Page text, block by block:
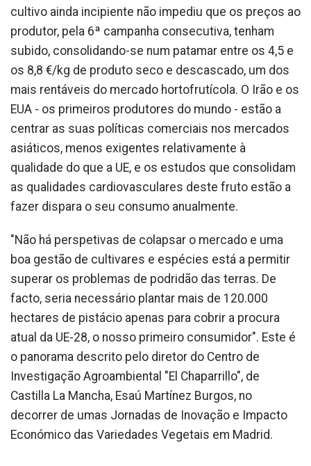
cultivo ainda incipiente não impediu que os preços ao
produtor, pela 6ª campanha consecutiva, tenham
subido, consolidando-se num patamar entre os 4,5 e
os 8,8 €/kg de produto seco e descascado, um dos
mais rentáveis do mercado hortofrutícola. O Irão e os
EUA - os primeiros produtores do mundo - estão a
centrar as suas políticas comerciais nos mercados
asiáticos, menos exigentes relativamente à
qualidade do que a UE, e os estudos que consolidam
as qualidades cardiovasculares deste fruto estão a
fazer dispara o seu consumo anualmente.
"Não há perspetivas de colapsar o mercado e uma
boa gestão de cultivares e espécies está a permitir
superar os problemas de podridão das terras. De
facto, seria necessário plantar mais de 120.000
hectares de pistácio apenas para cobrir a procura
atual da UE-28, o nosso primeiro consumidor". Este é
o panorama descrito pelo diretor do Centro de
Investigação Agroambiental "El Chaparrillo", de
Castilla La Mancha, Esaú Martínez Burgos, no
decorrer de umas Jornadas de Inovação e Impacto
Económico das Variedades Vegetais em Madrid.